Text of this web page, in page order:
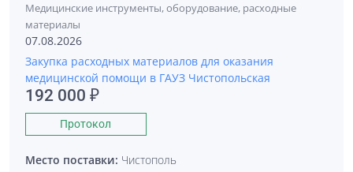
Медицинские инструменты, оборудование, расходные
материалы
07.08.2026
Закупка расходных материалов для оказания
медицинской помощи в ГАУЗ Чистопольская
192 000 ₽
Протокол
Место поставки: Чистополь